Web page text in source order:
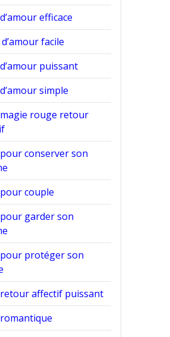
efficace
facile
puissant
simple
rouge retour
conserver son
couple
garder son
protéger son
affectif puissant